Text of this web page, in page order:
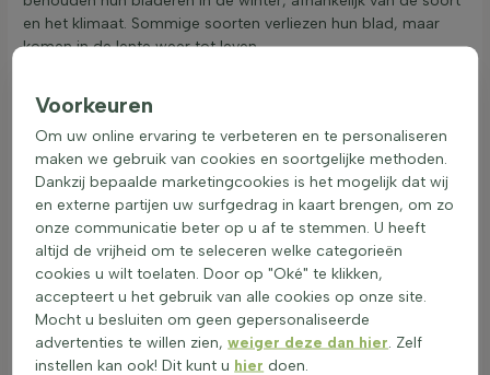
en het klimaat. Sommige soorten verliezen hun blad, maar
komen in de lente weer tot leven.
over het algemeen goed tegen vorst, maar extreme kou en
en goede bodemcondities helpen bij het overleven van koude
periodes. Wat betreft hittebestendigheid, zijn deze planten
vaak goed aangepast aan droge omstandigheden dankzij
hun diep wortelgestel en soms wasachtige bladeren die
vocht vasthouden.
Bij normaal tuingebruik zijn lage vaste planten veilig voor
kinderen en huisdieren. Ze dragen bij aan de biodiversiteit
door voedsel en schuilplaatsen te bieden aan insecten en
kleine dieren. Deze planten bloeien vaak langdurig en zijn
insectenvriendelijk, wat helpt bij het in stand houden van een
Voorkeuren
Om uw online ervaring te verbeteren en te personaliseren
maken we gebruik van cookies en soortgelijke methoden.
Dankzij bepaalde marketingcookies is het mogelijk dat wij
en externe partijen uw surfgedrag in kaart brengen, om zo
onze communicatie beter op u af te stemmen. U heeft
altijd de vrijheid om te seleceren welke categorieën
cookies u wilt toelaten. Door op "Oké" te klikken,
accepteert u het gebruik van alle cookies op onze site.
Mocht u besluiten om geen gepersonaliseerde
advertenties te willen zien,weiger deze dan hier . Zelf
instellen kan ook! Dit kunt u hier doen.